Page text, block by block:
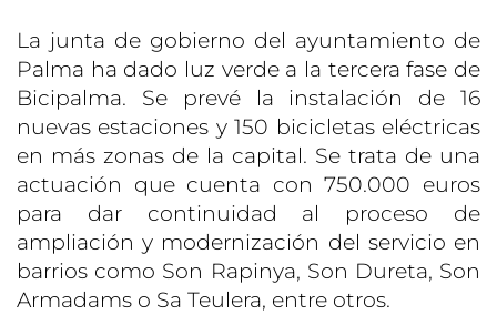
La junta de gobierno del ayuntamiento de
Palma ha dado luz verde a la tercera fase de
Bicipalma. Se prevé la instalación de 16
nuevas estaciones y 150 bicicletas eléctricas
en más zonas de la capital. Se trata de una
actuación que cuenta con 750.000 euros
para dar continuidad al proceso de
ampliación y modernización del servicio en
barrios como Son Rapinya, Son Dureta, Son
Armadams o Sa Teulera, entre otros.